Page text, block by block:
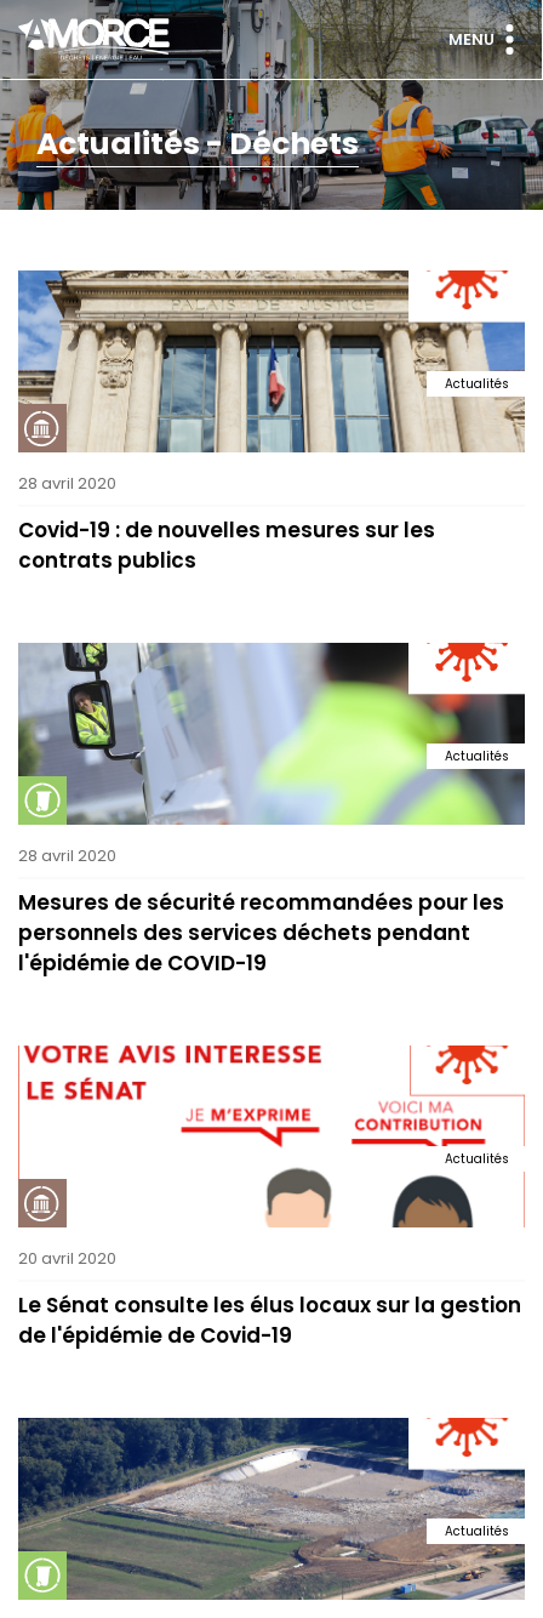
MENU
Actualités - Déchets
Actualités
28 avril 2020
Covid-19 : de nouvelles mesures sur les
contrats publics
Actualités
28 avril 2020
Mesures de sécurité recommandées pour les
personnels des services déchets pendant
l'épidémie de COVID-19
Actualités
20 avril 2020
Le Sénat consulte les élus locaux sur la gestion
de l'épidémie de Covid-19
Actualités